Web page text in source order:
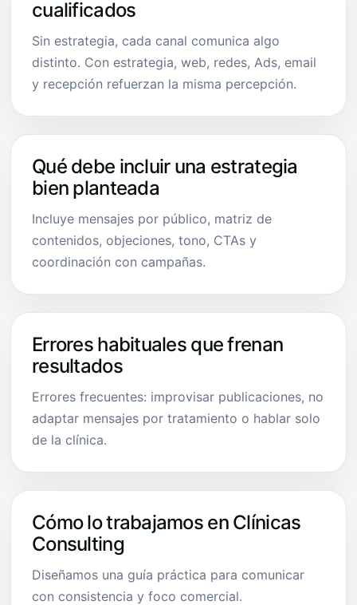
cualificados
Sin estrategia, cada canal comunica algo
distinto. Con estrategia, web, redes, Ads, email
y recepción refuerzan la misma percepción.
Qué debe incluir una estrategia
bien planteada
Incluye mensajes por público, matriz de
contenidos, objeciones, tono, CTAs y
coordinación con campañas.
Errores habituales que frenan
resultados
Errores frecuentes: improvisar publicaciones, no
adaptar mensajes por tratamiento o hablar solo
de la clínica.
Cómo lo trabajamos en Clínicas
Consulting
Diseñamos una guía práctica para comunicar
con consistencia y foco comercial.